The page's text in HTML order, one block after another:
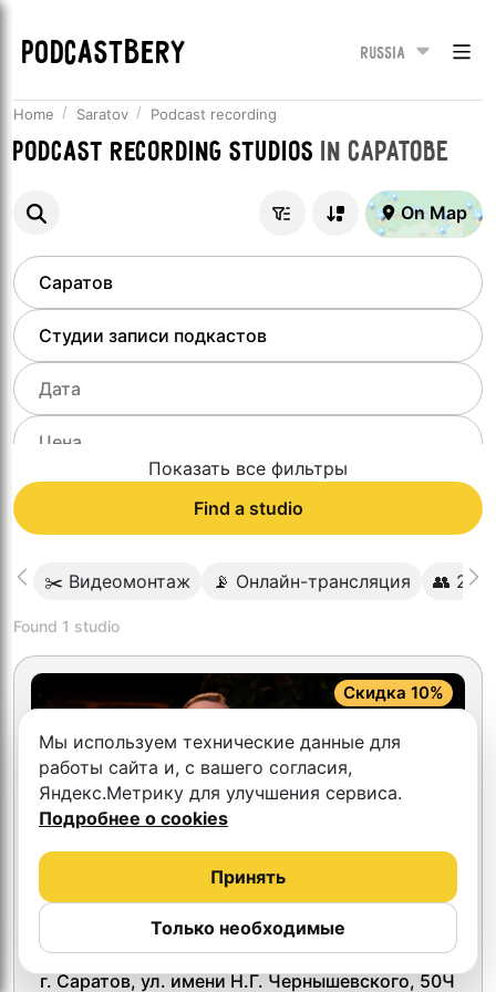
PODCASTBERY Russia
Home Saratov Podcast recording
Podcast recording studios inСаратове
On Map
Показать все фильтры
Find a studio
✂️ Видеомонтаж 📡 Онлайн-трансляция 👥 2-4
Found 1 studio
Скидка 10%
Красный кролик 4.5
г. Саратов, ул. имени Н.Г. Чернышевского, 50Ч
Мы используем технические данные для
работы сайта и, с вашего согласия,
Яндекс.Метрику для улучшения сервиса.
Подробнее о cookies
Только необходимые
Принять